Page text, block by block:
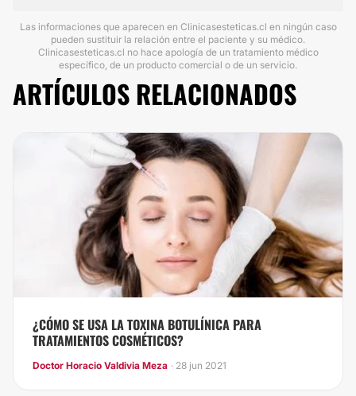
Las informaciones que aparecen en Clinicasesteticas.cl en ningún caso
pueden sustituir la relación entre el paciente y su médico.
Clinicasesteticas.cl no hace apología de un tratamiento médico
específico, de un producto comercial o de un servicio.
ARTÍCULOS RELACIONADOS
¿CÓMO SE USA LA TOXINA BOTULÍNICA PARA
TRATAMIENTOS COSMÉTICOS?
Doctor Horacio Valdivia Meza · 28 jun 2021